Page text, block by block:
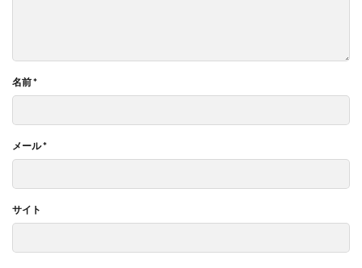
名前*
メール*
サイト